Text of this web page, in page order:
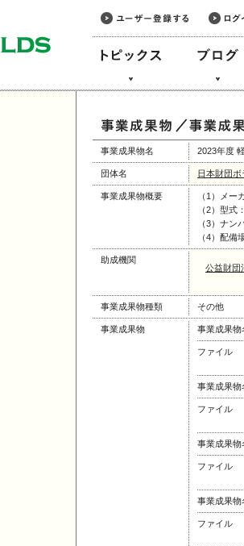
事業成果物名 2023年度
団体名 日本財団
事業成果物概要
（1）メー
（2）型式
（3）ナン
（4）配備
助成機関
公益財団
事業成果物種類 その他
事業成果物 事業成果物
ファイル
事業成果物
ファイル
事業成果物
ファイル
事業成果物
ファイル